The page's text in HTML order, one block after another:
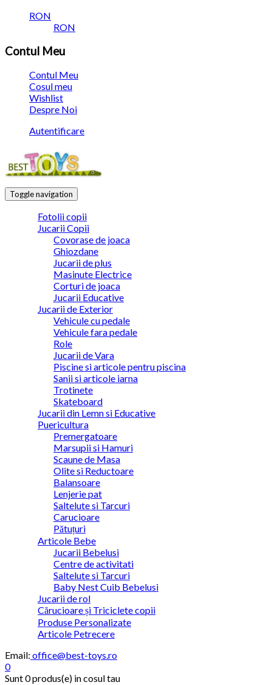
RON
RON
Contul Meu
Contul Meu
Cosul meu
Wishlist
Despre Noi
Autentificare
Toggle navigation
Fotolii copii
Jucarii Copii
Covorase de joaca
Ghiozdane
Jucarii de plus
Masinute Electrice
Corturi de joaca
Jucarii Educative
Jucarii de Exterior
Vehicule cu pedale
Vehicule fara pedale
Role
Jucarii de Vara
Piscine si articole pentru piscina
Sanii si articole iarna
Trotinete
Skateboard
Jucarii din Lemn si Educative
Puericultura
Premergatoare
Marsupii si Hamuri
Scaune de Masa
Olite si Reductoare
Balansoare
Lenjerie pat
Saltelute si Tarcuri
Carucioare
Pătuțuri
Articole Bebe
Jucarii Bebelusi
Centre de activitati
Saltelute si Tarcuri
Baby Nest Cuib Bebelusi
Jucarii de rol
Cărucioare și Triciclete copii
Produse Personalizate
Articole Petrecere
Email: office@best-toys.ro
0
Sunt0 produs(e) in cosul tau